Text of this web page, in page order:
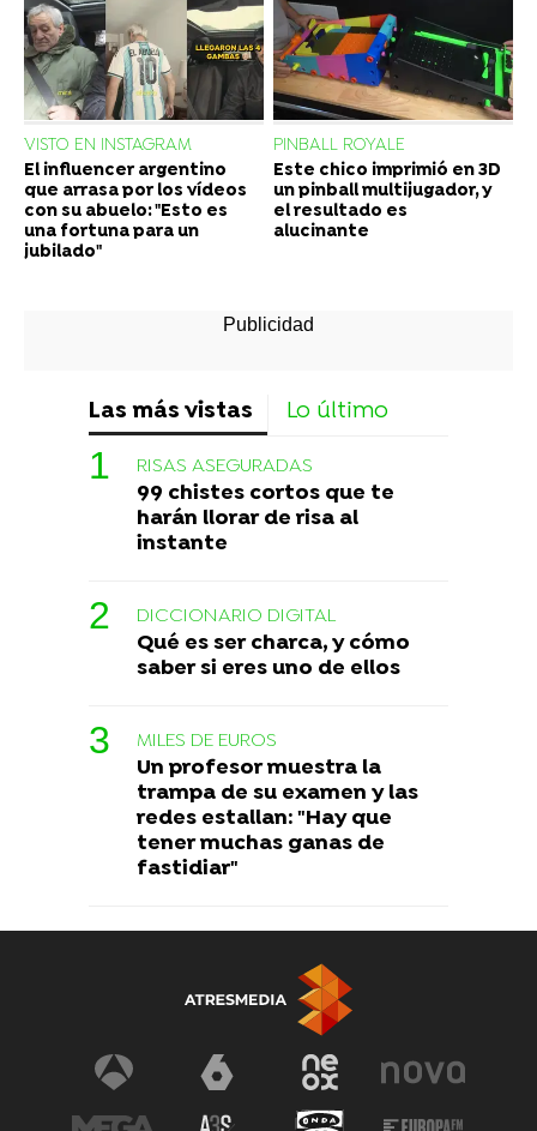
VISTO EN INSTAGRAM
El influencer argentino
que arrasa por los vídeos
con su abuelo: "Esto es
una fortuna para un
jubilado"
PINBALL ROYALE
Este chico imprimió en 3D
un pinball multijugador, y
el resultado es
alucinante
Las más vistas Lo último
RISAS ASEGURADAS
99 chistes cortos que te
harán llorar de risa al
instante
DICCIONARIO DIGITAL
Qué es ser charca, y cómo
saber si eres uno de ellos
MILES DE EUROS
Un profesor muestra la
trampa de su examen y las
redes estallan: "Hay que
tener muchas ganas de
fastidiar"